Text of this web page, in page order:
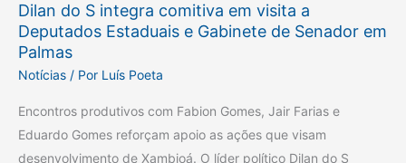
Dilan do S integra comitiva em visita a
Deputados Estaduais e Gabinete de Senador em
Palmas
Notícias / Por Luís Poeta
Encontros produtivos com Fabion Gomes, Jair Farias e
Eduardo Gomes reforçam apoio as ações que visam
desenvolvimento de Xambioá. O líder político Dilan do S
Senador
em
Palmas